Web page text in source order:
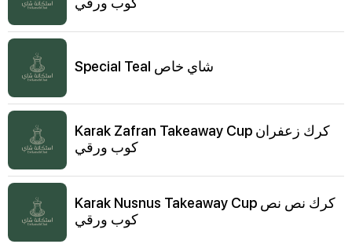
Special Teal شاي خاص
Karak Zafran Takeaway Cup كرك زعفران
كوب ورقي
Karak Nusnus Takeaway Cup كرك نص نص
كوب ورقي